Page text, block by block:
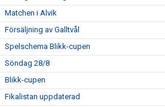
Matchen i Alvik
Försäljning av Galltvål
Spelschema Blikk-cupen
Söndag 28/8
Blikk-cupen
Fikalistan uppdaterad